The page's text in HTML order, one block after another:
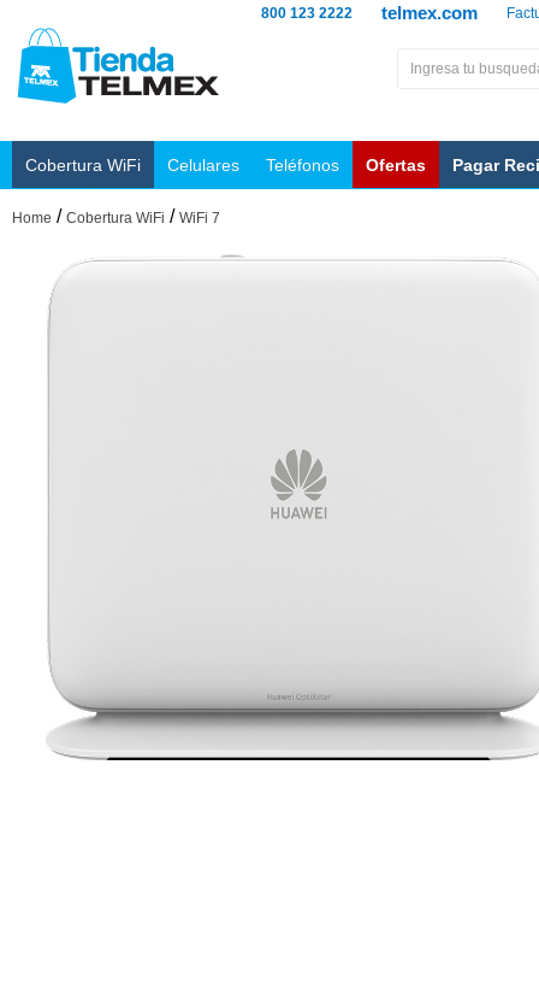
telmex.com
800 123 2222
Cobertura WiFi Celulares Teléfonos Ofertas Pagar
Home / Cobertura WiFi / WiFi 7